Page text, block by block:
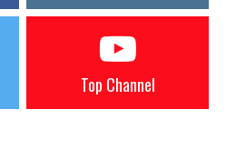
Top Channel